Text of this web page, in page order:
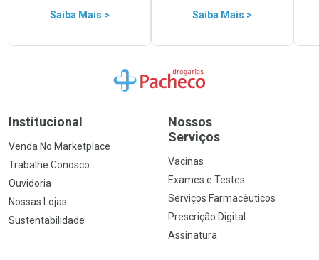
Saiba Mais > Saiba Mais >
Ir para a Home
Institucional
Venda No Marketplace
Trabalhe Conosco
Ouvidoria
Nossas Lojas
Sustentabilidade
Nossos
Serviços
Vacinas
Exames e Testes
Serviços Farmacêuticos
Prescrição Digital
Assinatura